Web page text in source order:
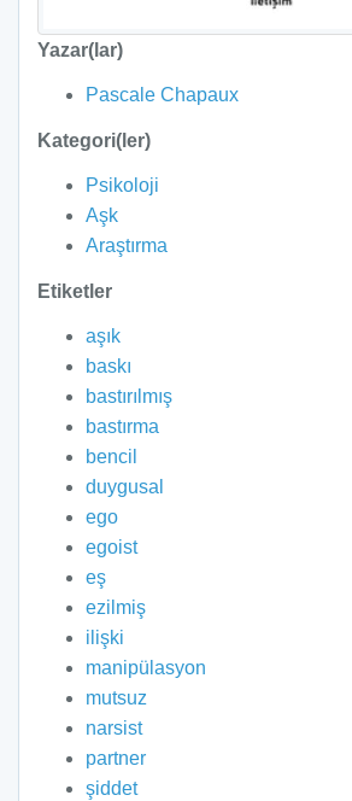
Yazar(lar)
Pascale Chapaux
Kategori(ler)
Psikoloji
Aşk
Araştırma
Etiketler
aşık
baskı
bastırılmış
bastırma
bencil
duygusal
ego
egoist
eş
ezilmiş
ilişki
manipülasyon
mutsuz
narsist
partner
şiddet